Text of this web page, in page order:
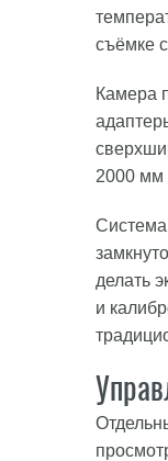
съёмке
Камера
2000 мм
Система
делать
и